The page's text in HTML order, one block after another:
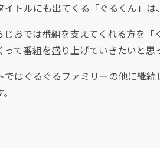
イトルにも出てくる「ぐるくん」
じおでは番組を支えてくれる方を
て番組を盛り上げていきたいと思
ではぐるぐるファミリーの他に継